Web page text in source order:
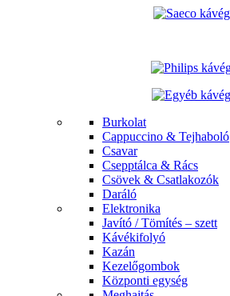
Burkolat
Cappuccino & Tejhaboló
Csavar
Csepptálca & Rács
Csövek & Csatlakozók
Daráló
Elektronika
Javító / Tömítés – szett
Kávékifolyó
Kazán
Kezelőgombok
Központi egység